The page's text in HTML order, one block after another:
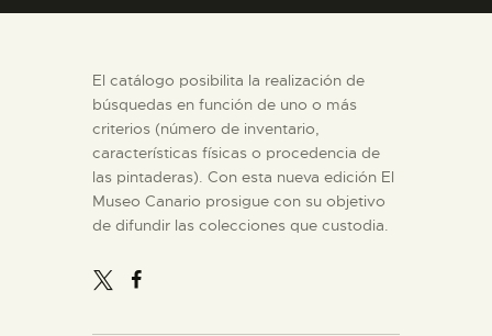
█
EL MUSEO
El catálogo posibilita la realización de
búsquedas en función de uno o más
criterios (número de inventario,
características físicas o procedencia de
las pintaderas). Con esta nueva edición El
Museo Canario prosigue con su objetivo
de difundir las colecciones que custodia.